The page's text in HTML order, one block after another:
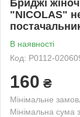
Бриджі
"NICOLAS"
В наявності
Код: P0112-
160 ₴
Мінімальне
Мінімальна сума